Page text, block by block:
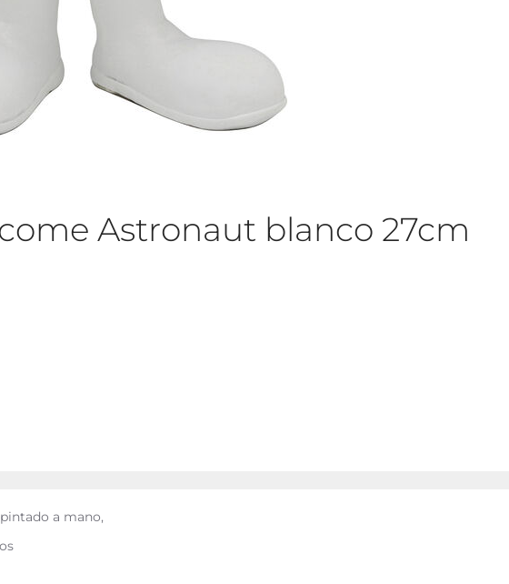
Astronaut blanco 27cm
a mano,